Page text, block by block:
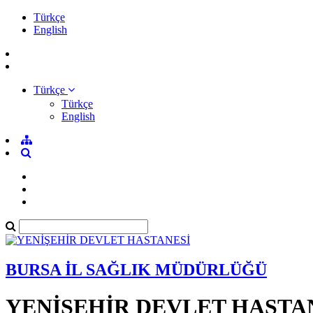
Türkçe
English
Türkçe
Türkçe
English
BURSA İL SAĞLIK MÜDÜRLÜĞÜ
YENİŞEHİR DEVLET